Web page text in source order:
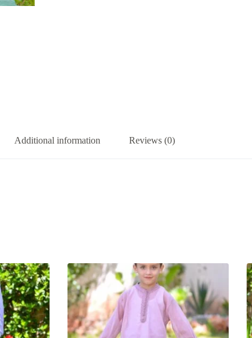
Additional information Reviews (0)